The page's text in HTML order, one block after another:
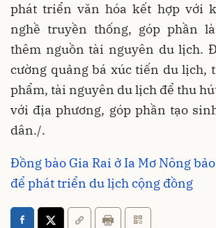
phát triển văn hóa kết hợp với
nghề truyền thống, góp phần
thêm nguồn tài nguyên du lịch.
cường quảng bá xúc tiến du lịch,
phẩm, tài nguyên du lịch để thu
với địa phương, góp phần tạo
dân./.
Đồng bào Gia Rai ở Ia Mơ Nông
để phát triển du lịch cộng đồng